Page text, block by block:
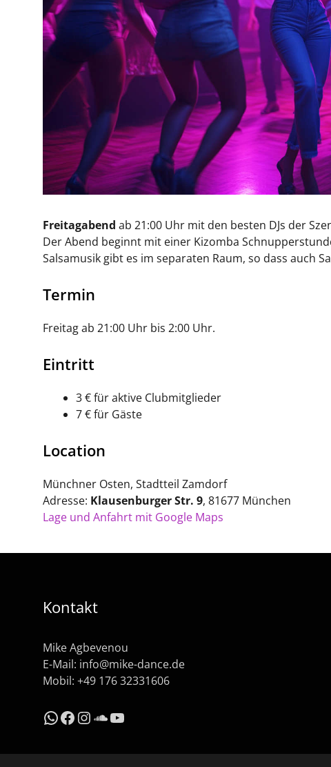
Freitagabend ab 21:00 Uhr mit den besten DJs der
Der Abend beginnt mit einer Kizomba
Salsamusik gibt es im separaten Raum, so dass auch
Termin
Freitag ab 21:00 Uhr bis 2:00 Uhr.
Eintritt
3 € für aktive Clubmitglieder
7 € für Gäste
Location
Münchner Osten, Stadtteil Zamdorf
Adresse: Klausenburger Str. 9, 81677 München
Lage und Anfahrt mit Google Maps
Kontakt
Mike Agbevenou
E-Mail: info@mike-dance.de
Mobil: +49 176 32331606
WhatsApp
Facebook
Instagram
SoundCloud
YouTube